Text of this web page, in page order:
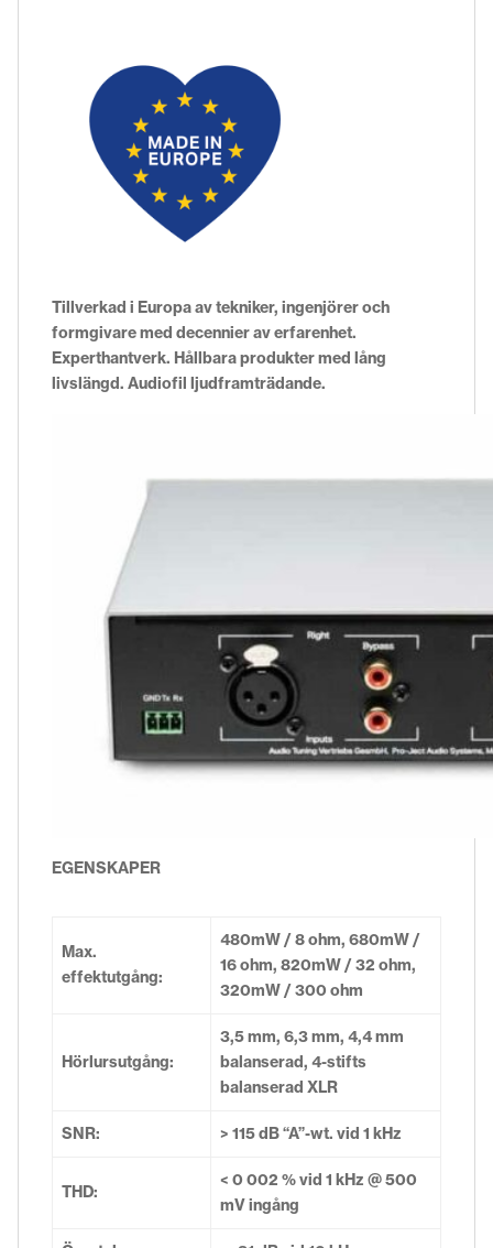
Tillverkad i Europa av tekniker, ingenjörer och
formgivare med decennier av erfarenhet.
Experthantverk. Hållbara produkter med lång
livslängd. Audiofil ljudframträdande.
EGENSKAPER
Max.
effektutgång:
480mW / 8 ohm, 680mW /
16 ohm, 820mW / 32 ohm,
320mW / 300 ohm
Hörlursutgång:
3,5 mm, 6,3 mm, 4,4 mm
balanserad, 4-stifts
balanserad XLR
SNR: > 115 dB “A”-wt. vid 1 kHz
THD:
< 0 002 % vid 1 kHz @ 500
mV ingång